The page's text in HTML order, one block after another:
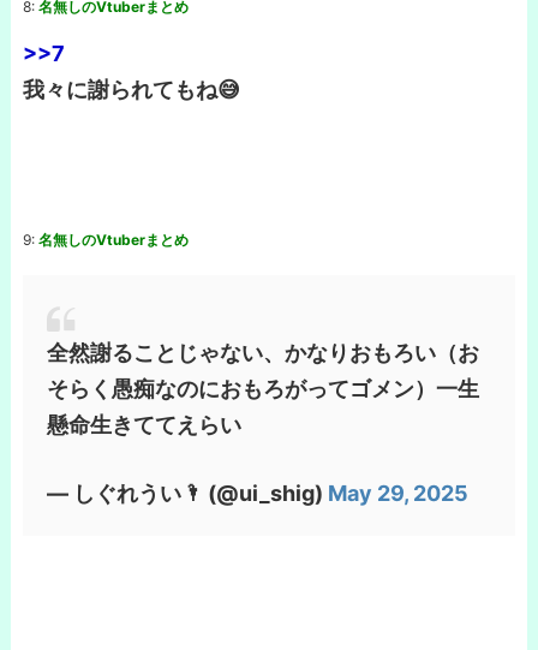
8: 名無しのVtuberまとめ
>>7
我々に謝られてもね😅
9: 名無しのVtuberまとめ
全然謝ることじゃない、かなりおもろい（お
そらく愚痴なのにおもろがってゴメン）一生
懸命生きててえらい
— しぐれうい🌂 (@ui_shig) May 29, 2025